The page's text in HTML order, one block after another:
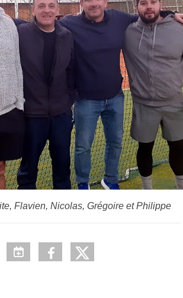
Flavien, Nicolas, Grégoire et Philippe